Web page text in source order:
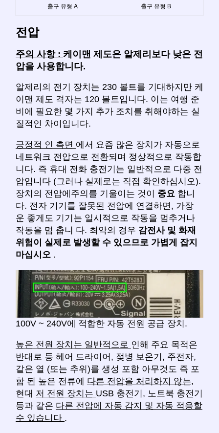
출구 유형 A 출구 유형 B
전압
주의 사항 : 케이맨 제도은 알제리보다 낮은 전
압을 사용합니다.
알제리의 전기 장치는 230 볼트를 기대하지만 케
이맨 제도 격자는 120 볼트입니다. 이는 여행 준
비에 필요한 몇 가지 추가 조치를 취해야하는 실
질적인 차이입니다.
긍정적 인 측면 에서 요즘 많은 장치가 자동으로
네트워크 전압으로 전환되며 정상적으로 작동합
니다. 즉 휴대 전화 충전기는 일반적으로 다중 전
압입니다 (그러나 실제로는 직접 확인하십시오).
장치의 전압에주의를 기울이는 것이 중요 합니
다. 전자 기기를 잘못된 전압에 연결하면, 가장
운 좋게도 기기는 일시적으로 작동을 멈추거나
작동을 멈 춥니 다. 최악의 경우 감전사 및 화재
위험이 실제로 발생할 수 있으므로 가볍게 잡지
마십시오 .
100V ~ 240V에 적합한 자동 전원 공급 장치.
높은 전원 장치는 일반적으로 인해 주요 목적은
반대로 등 헤어 드라이어, 젖병 보온기, 주전자,
같은 열 (또는 추위)를 생성 포함 아무것도 즉 포
함 된 높은 전류에 다른 전압을 처리하지 않는,
현대 저 전원 장치는 USB 충전기, 노트북 충전기
등과 같은 다른 전압에 자동 감지 및 자동 적응할
수 있습니다 .